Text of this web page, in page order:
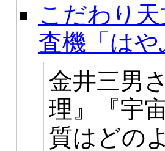
こだわり
査機「は
金井三男
理』『宇
質はどの